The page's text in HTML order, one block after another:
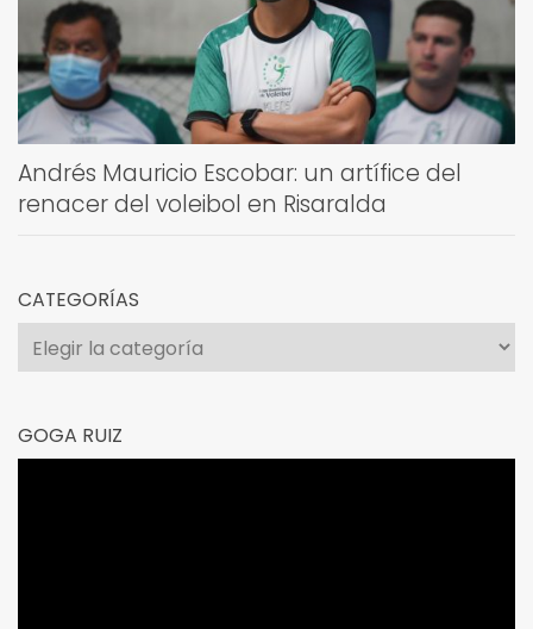
Andrés Mauricio Escobar: un artífice del
renacer del voleibol en Risaralda
CATEGORÍAS
Categorías
GOGA RUIZ